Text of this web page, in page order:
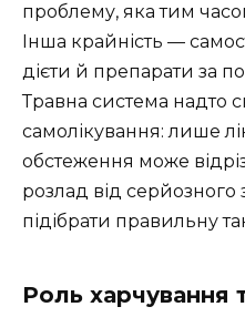
проблему, яка тим
Інша крайність —
дієти й препарати за
Травна система надто
самолікування: лише
обстеження може
розлад від серйозного
підібрати правильну
Роль харчування